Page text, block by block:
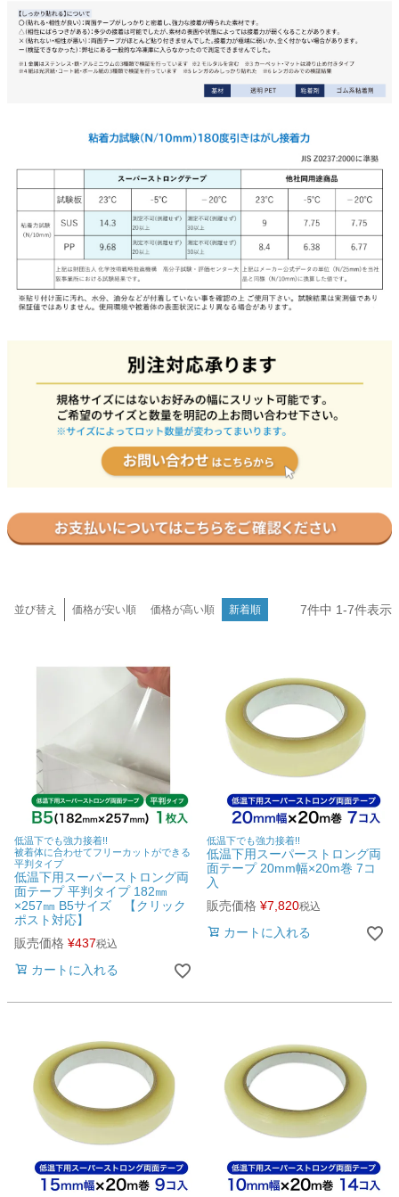
ハンドクラフトアイテム
梱包用品
店舗・ディスプレイ用品
衛生用品・ヘルスケア
感染防止関連商品
ご利用ガイド
会社概要
特定商取引法に基づく表示
個人情報の取扱
お問い合わせ
並び替え 価格が安い順 価格が高い順 新着順 7件中 1-7件表示
低温下でも強力接着!!
被着体に合わせてフリーカットができる
平判タイプ
低温下用スーパーストロング両
面テープ 平判タイプ 182㎜
×257㎜ B5サイズ 【クリック
ポスト対応】
販売価格 ¥437税込
カートに入れる
低温下でも強力接着!!
低温下用スーパーストロング両
面テープ 20mm幅×20m巻 7コ
入
販売価格 ¥7,820税込
カートに入れる